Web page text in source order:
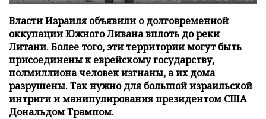
Власти Израиля объявили о долговременной
оккупации Южного Ливана вплоть до реки
Литани. Более того, эти территории могут быть
присоединены к еврейскому государству,
полмиллиона человек изгнаны, а их дома
разрушены. Так нужно для большой израильской
интриги и манипулирования президентом США
Дональдом Трампом.